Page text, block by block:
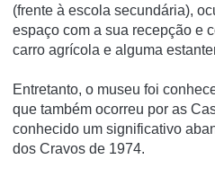
(frente à escola secundária),
espaço com a sua recepção e
carro agrí­cola e alguma
Entretanto, o museu foi
que também ocorreu por as
conhecido um significativo
dos Cravos de 1974.